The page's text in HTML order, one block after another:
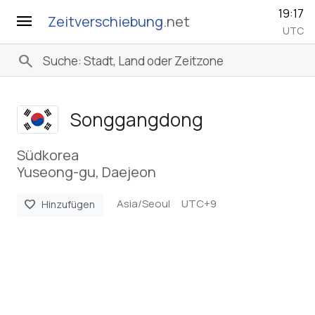
menu Zeitverschiebung.net 19:17
UTC
search
Songgangdong
Südkorea
Yuseong-gu, Daejeon
favorite Hinzufügen Asia/Seoul UTC+9